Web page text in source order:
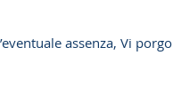
assenza, Vi porgo